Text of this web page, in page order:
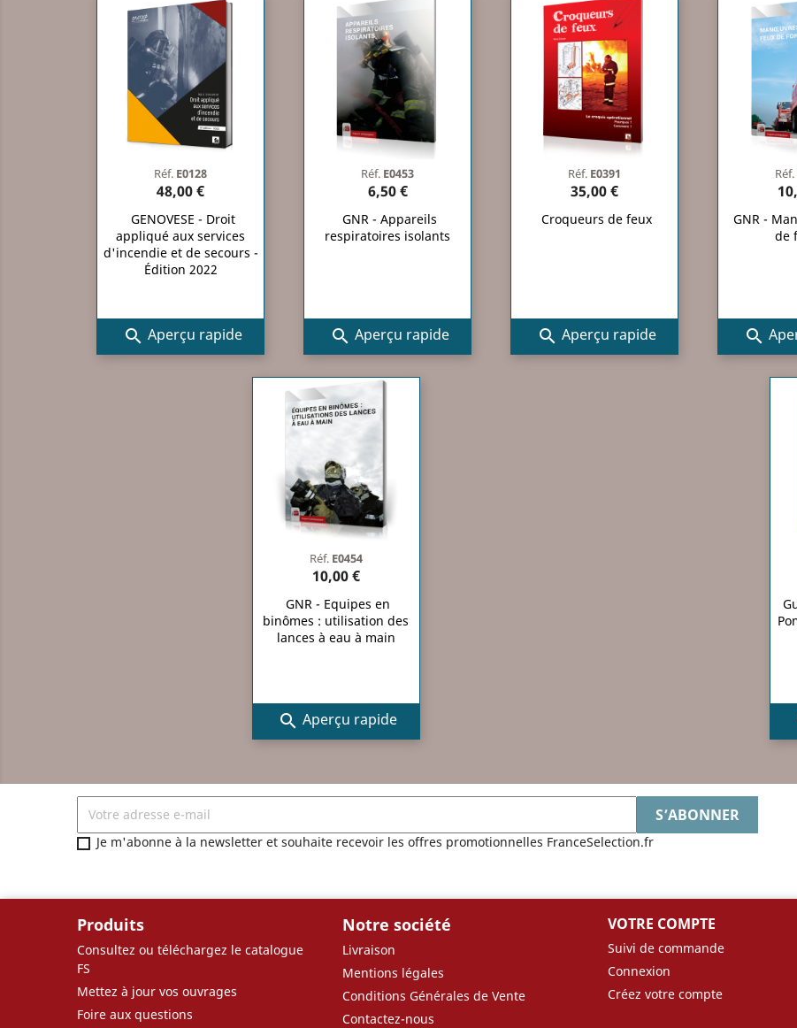
Réf. E0128
48,00 €
GENOVESE - Droit
appliqué aux services
d'incendie et de secours -
Édition 2022
 Aperçu rapide
Réf. E0453
6,50 €
GNR - Appareils
respiratoires isolants
 Aperçu rapide
Réf. E0391
35,00 €
Croqueurs de feux
 Aperçu rapide
Réf.
GNR -
de

Réf. E0454
10,00 €
GNR - Equipes en
binômes : utilisation des
lances à eau à main
 Aperçu rapide
Je m'abonne à la newsletter et souhaite recevoir les offres promotionnelles FranceSelection.fr
Produits
Consultez ou téléchargez le catalogue
FS
Mettez à jour vos ouvrages
Foire aux questions
Notre société
Livraison
Mentions légales
Conditions Générales de Vente
Contactez-nous
VOTRE COMPTE
Suivi de commande
Connexion
Créez votre compte